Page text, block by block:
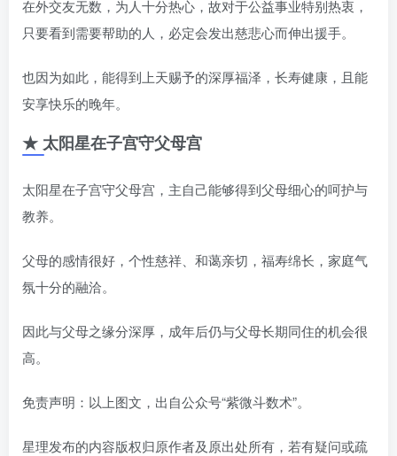
在外交友无数，为人十分热心，故对于公益事业特别热衷，
只要看到需要帮助的人，必定会发出慈悲心而伸出援手。
也因为如此，能得到上天赐予的深厚福泽，长寿健康，且能
安享快乐的晚年。
★ 太阳星在子宫守父母宫
太阳星在子宫守父母宫，主自己能够得到父母细心的呵护与
教养。
父母的感情很好，个性慈祥、和蔼亲切，福寿绵长，家庭气
氛十分的融洽。
因此与父母之缘分深厚，成年后仍与父母长期同住的机会很
高。
免责声明：以上图文，出自公众号“紫微斗数术”。
星理发布的内容版权归原作者及原出处所有，若有疑问或疏